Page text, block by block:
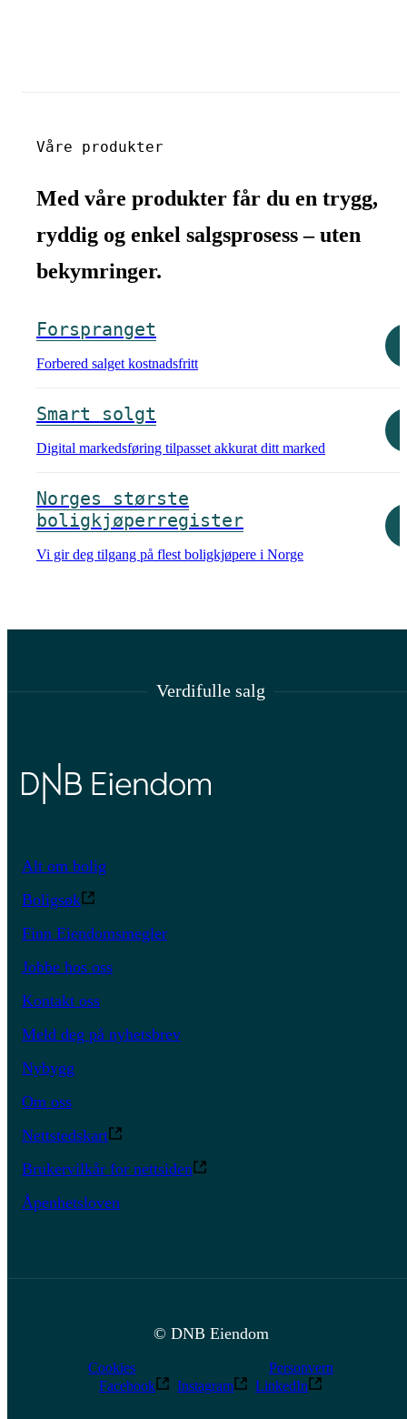
Våre produkter
Med våre produkter får du en trygg,
ryddig og enkel salgsprosess – uten
bekymringer.
Forspranget
Forbered salget kostnadsfritt
Smart solgt
Digital markedsføring tilpasset akkurat ditt marked
Norges største
boligkjøperregister
Vi gir deg tilgang på flest boligkjøpere i Norge
Verdifulle salg
Alt om bolig
Boligsøk
Finn Eiendomsmegler
Jobbe hos oss
Kontakt oss
Meld deg på nyhetsbrev
Nybygg
Om oss
Nettstedskart
Brukervilkår for nettsiden
Åpenhetsloven
© DNB Eiendom
Cookies
Personvern
Facebook
Instagram LinkedIn